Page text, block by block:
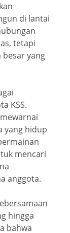
di lantai
tetapi
yang
KSS.
yang hidup
mencari
anggota.
hingga
bahwa